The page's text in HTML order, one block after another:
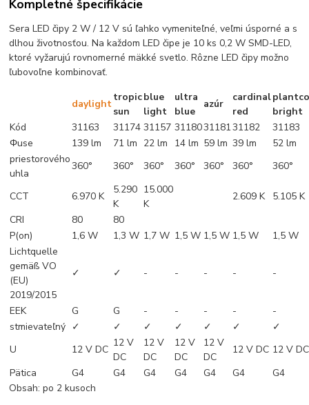
Kompletné špecifikácie
Sera LED čipy 2 W / 12 V sú ľahko vymeniteľné, veľmi úsporné a s
dlhou životnosťou. Na každom LED čipe je 10 ks 0,2 W SMD-LED,
ktoré vyžarujú rovnomerné mäkké svetlo. Rôzne LED čipy možno
ľubovoľne kombinovať.
daylight
tropic
sun
blue
light
ultra
blue
azúr
cardinal
red
bright
Kód
31163 31174 31157 311803118131182
31183
Φuse
139 lm 71 lm 22 lm 14 lm 59 lm 39 lm
52 lm
priestorového
uhla
360° 360° 360° 360° 360° 360° 360°
CCT 6.970 K
5.290
K
15.000
K
2.609 K
5.105 K
CRI
80
80
P(on)
1,6 W 1,3 W 1,7 W 1,5 W 1,5 W 1,5 W
1,5 W
Lichtquelle
gemäß VO
(EU)
2019/2015
✓ ✓ - - - - -
EEK G G - - - -
-
stmievateľný ✓ ✓ ✓ ✓ ✓ ✓
✓
U
12 V DC
12 V
DC
12 V
DC
12 V
DC
12 V
DC
12 V DC 12 V DC
Pätica
G4 G4 G4 G4 G4 G4
G4
Obsah: po 2 kusoch